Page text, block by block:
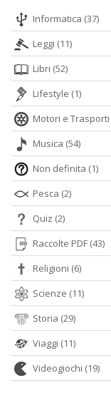
Informatica (37)
Leggi (11)
Libri (52)
Lifestyle (1)
Motori e Trasporti
Musica (54)
Non definita (1)
Pesca (2)
Quiz (2)
Raccolte PDF (43)
Religioni (6)
Scienze (11)
Storia (29)
Viaggi (11)
Videogiochi (19)